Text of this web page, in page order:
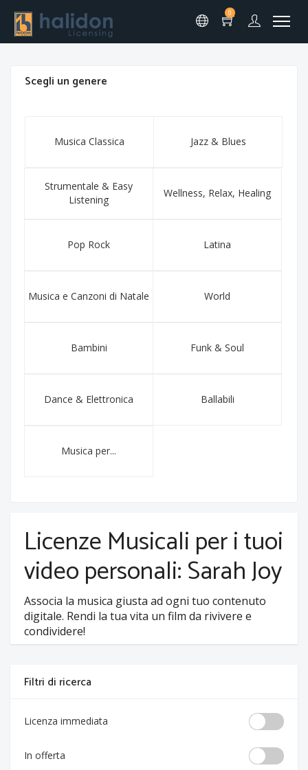
0
Scegli un genere
Musica Classica Jazz & Blues
Strumentale & Easy
Listening
Wellness, Relax, Healing
Pop Rock Latina
Musica e Canzoni di Natale World
Bambini Funk & Soul
Dance & Elettronica Ballabili
Musica per...
Licenze Musicali per i tuoi
video personali: Sarah Joy
Associa la musica giusta ad ogni tuo contenuto
digitale. Rendi la tua vita un film da rivivere e
condividere!
Filtri di ricerca
Licenza immediata
In offerta